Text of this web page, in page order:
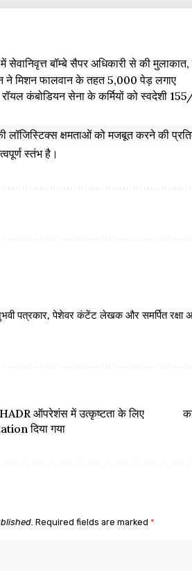
बॉम्बे सैपर अधिकारी से की मुलाकात,
ने मिशन फालवान के तहत 5,000 पेड़ लगाए
कंबोडियन सेना के कर्मियों को स्वदेशी 155/
लॉजिस्टिक्स क्षमताओं को मजबूत करने की
स्तंभ है।
पत्रकार, पेशेवर कंटेंट लेखक और समर्पित रक्षा
ऑपरेशंस में उत्कृष्टता के लिए
दिया गया
Required fields are marked *